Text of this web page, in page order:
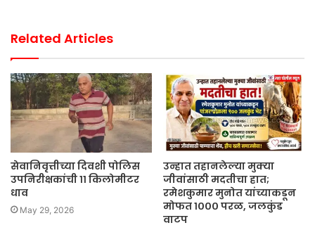
Related Articles
सेवानिवृत्तीच्या दिवशी पोलिस
उपनिरीक्षकांची ११ किलोमीटर
धाव
May 29, 2026
उन्हात तहानलेल्या मुक्या
जीवांसाठी मदतीचा हात;
रमेशकुमार मुनोत यांच्याकडून
मोफत १००० परळ, जलकुंड
वाटप